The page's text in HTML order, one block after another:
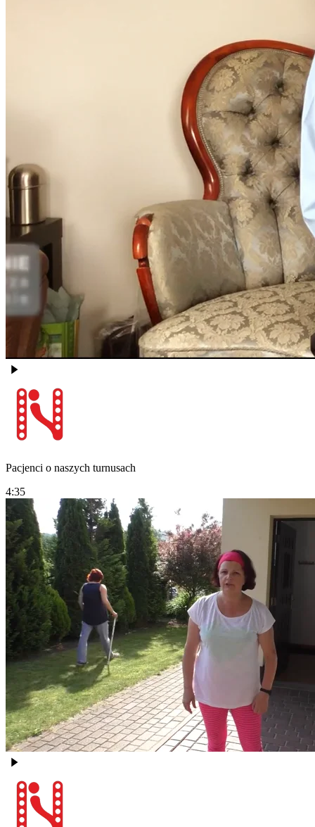
Pacjenci o naszych turnusach
4:35